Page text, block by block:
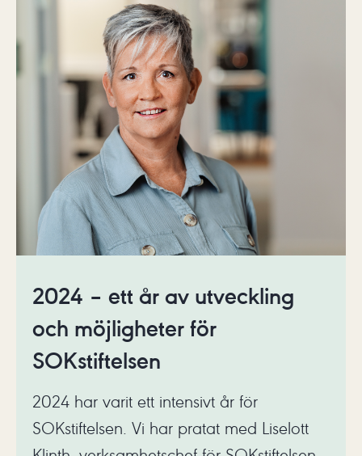
2024 – ett år av utveckling
och möjligheter för
SOKstiftelsen
2024 har varit ett intensivt år för
SOKstiftelsen. Vi har pratat med Liselott